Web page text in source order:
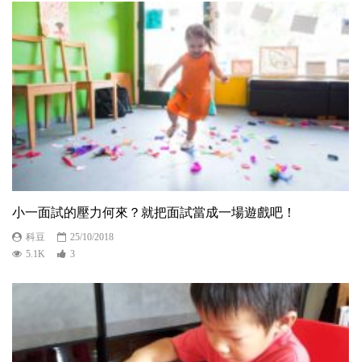
小一面試的壓力何來？就把面試當成一場遊戲吧！
科豆
25/10/2018
5.1K
3